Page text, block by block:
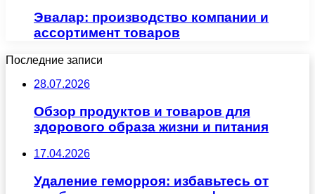
Эвалар: производство компании и
ассортимент товаров
Последние записи
28.07.2026
Обзор продуктов и товаров для
здорового образа жизни и питания
17.04.2026
Удаление геморроя: избавьтесь от